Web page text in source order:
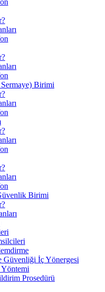
Birimi
Birimi
Güvenliği İç Yönergesi
Prosedürü